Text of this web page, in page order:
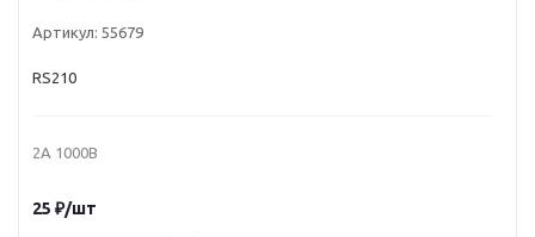
Артикул: 55679
RS210
2A 1000B
25 ₽/шт